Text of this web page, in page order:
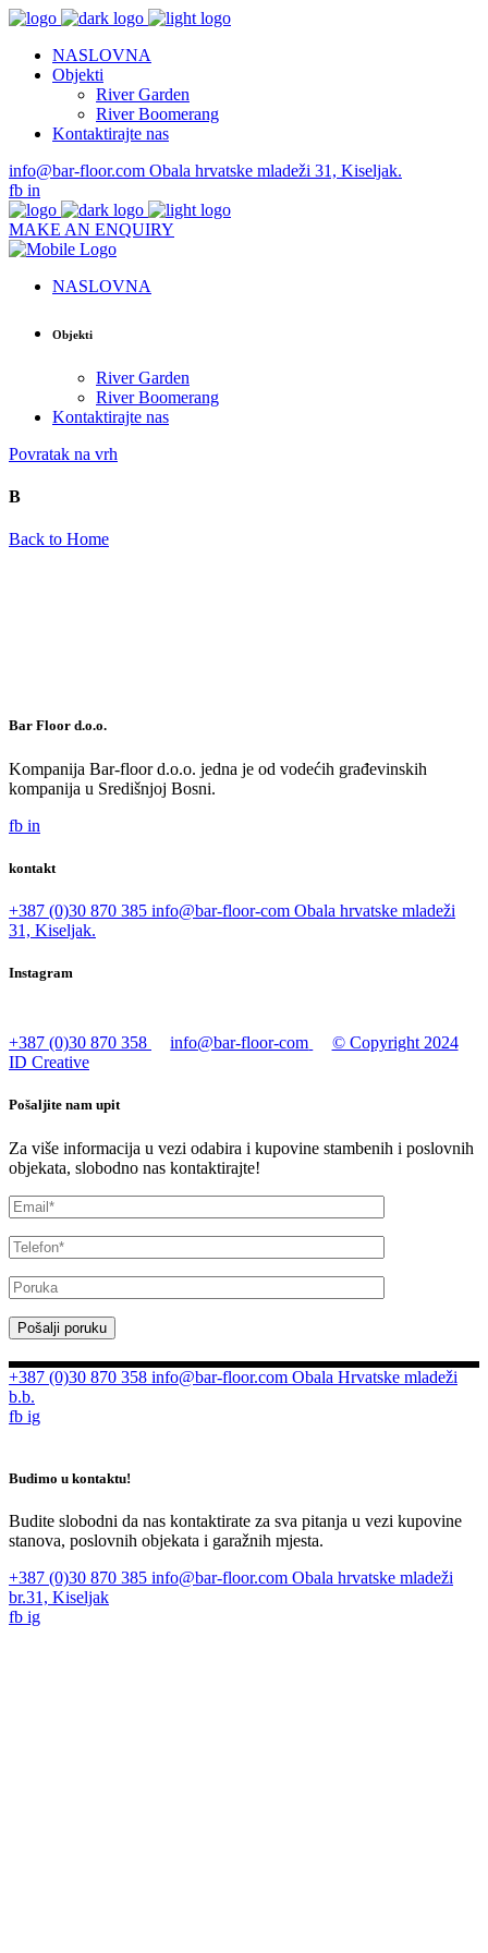
NASLOVNA
Objekti
River Garden
River Boomerang
Kontaktirajte nas
info@bar-floor.com Obala hrvatske mladeži 31, Kiseljak.
fb in
MAKE AN ENQUIRY
NASLOVNA
Objekti
River Garden
River Boomerang
Kontaktirajte nas
Povratak na vrh
B
Back to Home
Bar Floor d.o.o.
Kompanija Bar-floor d.o.o. jedna je od vodećih građevinskih
kompanija u Središnjoj Bosni.
fb in
kontakt
+387 (0)30 870 385 info@bar-floor-com Obala hrvatske mladeži
31, Kiseljak.
Instagram
+387 (0)30 870 358 info@bar-floor-com
© Copyright 2024
ID Creative
Pošaljite nam upit
Za više informacija u vezi odabira i kupovine stambenih i poslovnih
objekata, slobodno nas kontaktirajte!
Pošalji poruku
+387 (0)30 870 358 info@bar-floor.com Obala Hrvatske mladeži
b.b.
fb ig
Budimo u kontaktu!
Budite slobodni da nas kontaktirate za sva pitanja u vezi kupovine
stanova, poslovnih objekata i garažnih mjesta.
+387 (0)30 870 385 info@bar-floor.com Obala hrvatske mladeži
br.31, Kiseljak
fb ig